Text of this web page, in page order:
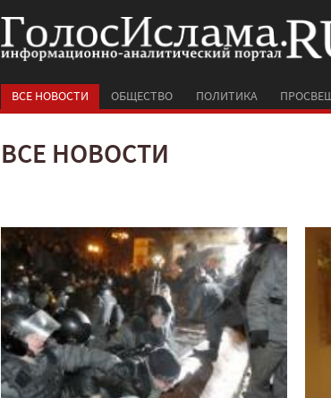
ВСЕ НОВОСТИ ОБЩЕСТВО ПОЛИТИКА
ВСЕ НОВОСТИ